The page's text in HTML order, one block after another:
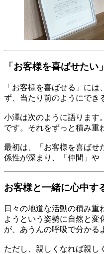
「お客様を喜ばせたい
「お客様を喜ばせる」に
ず、当たり前のようにでき
小澤は次のように語ります
です。それをずっと積み重
最初は、「お客様を喜ばせ
係性が深まり、「仲間」や
お客様と一緒に心中す
日々の地道な活動の積み
ようという姿勢に自然と変
が、あうんの呼吸で分かる
ただし、親しくなれば親し